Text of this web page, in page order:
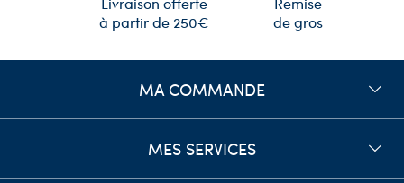
à partir de 250€
de gros
MA COMMANDE
MES SERVICES